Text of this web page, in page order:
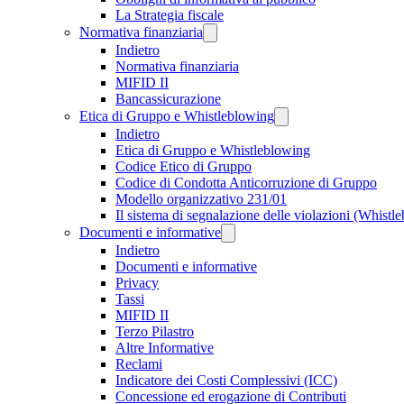
La Strategia fiscale
Normativa finanziaria
Indietro
Normativa finanziaria
MIFID II
Bancassicurazione
Etica di Gruppo e Whistleblowing
Indietro
Etica di Gruppo e Whistleblowing
Codice Etico di Gruppo
Codice di Condotta Anticorruzione di Gruppo
Modello organizzativo 231/01
Il sistema di segnalazione delle violazioni
Documenti e informative
Indietro
Documenti e informative
Privacy
Tassi
MIFID II
Terzo Pilastro
Altre Informative
Reclami
Indicatore dei Costi Complessivi (ICC)
Concessione ed erogazione di Contributi